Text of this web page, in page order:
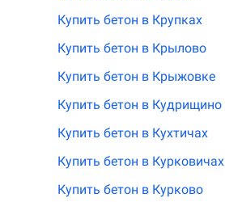
Купить бетон в Крупках
Купить бетон в Крылово
Купить бетон в Крыжовке
Купить бетон в Кудрищино
Купить бетон в Кухтичах
Купить бетон в Курковичах
Купить бетон в Курково